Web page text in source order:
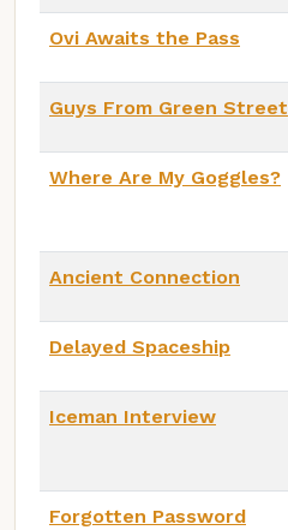
Ovi Awaits the Pass
Guys From Green Street
Where Are My Goggles?
Ancient Connection
Delayed Spaceship
Iceman Interview
Forgotten Password